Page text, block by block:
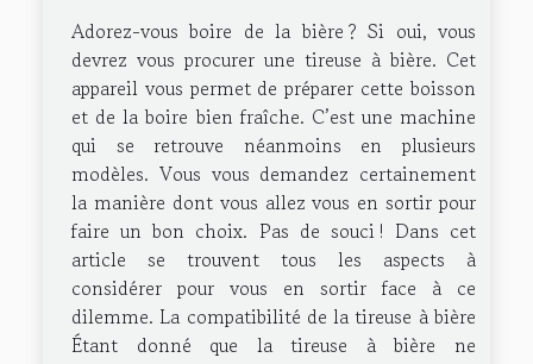
Adorez-vous boire de la bière ? Si oui, vous
devrez vous procurer une tireuse à bière. Cet
appareil vous permet de préparer cette boisson
et de la boire bien fraîche. C’est une machine
qui se retrouve néanmoins en plusieurs
modèles. Vous vous demandez certainement
la manière dont vous allez vous en sortir pour
faire un bon choix. Pas de souci ! Dans cet
article se trouvent tous les aspects à
considérer pour vous en sortir face à ce
dilemme. La compatibilité de la tireuse à bière
Étant donné que la tireuse à bière ne